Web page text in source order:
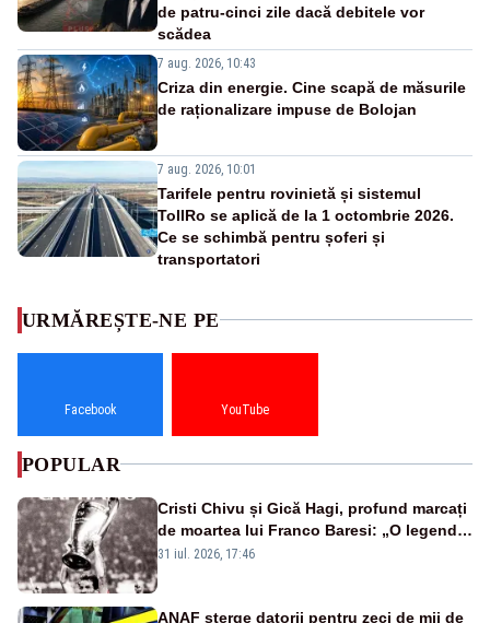
de patru-cinci zile dacă debitele vor
scădea
7 aug. 2026, 10:43
Criza din energie. Cine scapă de măsurile
de raționalizare impuse de Bolojan
7 aug. 2026, 10:01
Tarifele pentru rovinietă și sistemul
TollRo se aplică de la 1 octombrie 2026.
Ce se schimbă pentru șoferi și
transportatori
URMĂREȘTE-NE PE
Facebook YouTube
POPULAR
Cristi Chivu și Gică Hagi, profund marcați
de moartea lui Franco Baresi: „O legendă
a fotbalului mondial”
31 iul. 2026, 17:46
ANAF șterge datorii pentru zeci de mii de